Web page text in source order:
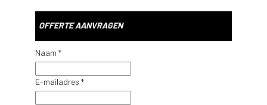
OFFERTE AANVRAGEN
Naam *
E-mailadres *